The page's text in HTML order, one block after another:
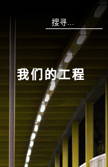
我们的工程